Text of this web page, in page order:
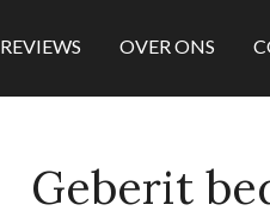
REVIEWS OVER ONS
Geberit